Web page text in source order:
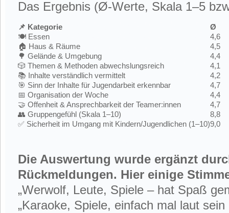
Das Ergebnis (Ø-Werte, Skala 1–5
📌 Kategorie
Ø
🍽️ Essen
4,6
🏠 Haus & Räume
4,5
🌳 Gelände & Umgebung
4,4
🎲 Themen & Methoden abwechslungsreich
4,1
📚 Inhalte verständlich vermittelt
4,2
🎯 Sinn der Inhalte für Jugendarbeit erkennbar
4,7
📅 Organisation der Woche
4,4
🤝 Offenheit & Ansprechbarkeit der Teamer:innen
4,7
👥 Gruppengefühl (Skala 1–10)
8,8
✅ Sicherheit im Umgang mit Kindern/Jugendlichen (1–10)9,0
Die Auswertung wurde ergänzt
Rückmeldungen. Hier einige
„Werwolf, Leute, Spiele – hat Spaß
„Karaoke, Spiele, einfach mal laut sein